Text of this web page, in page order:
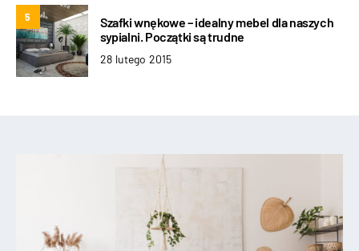
5
Szafki wnękowe – idealny mebel dla naszych
sypialni. Początki są trudne
28 lutego 2015